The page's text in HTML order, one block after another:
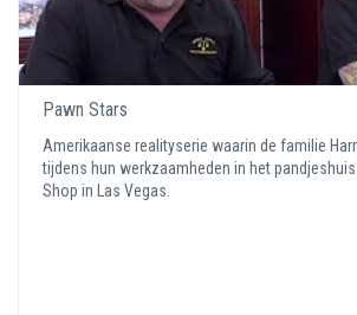
Pawn Stars
Amerikaanse realityserie waarin de familie
tijdens hun werkzaamheden in het
Shop in Las Vegas.